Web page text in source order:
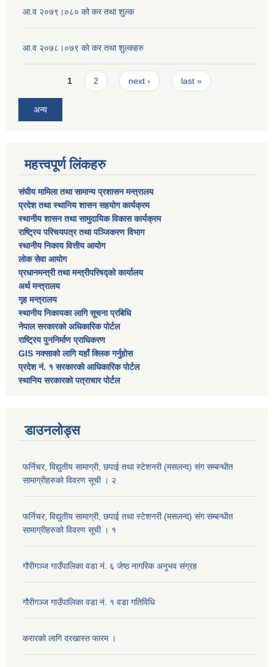
आ.व २०७९।०८० को कर तथा शुल्क
आ.व २०७८।०७९ काे कर तथा शुल्कहरु
Pages1 2 next › last »
अन्य
महत्त्वपूर्ण लिंकहरु
संघीय मामिला तथा सामान्य प्रशासन मन्त्रालय
प्रदेश तथा स्थानिय शासन सहयोग कार्यक्रम
स्थानीय शासन तथा सामुदायिक विकास कार्यक्रम
राष्ट्रिय परिचयपत्र तथा पञ्जिकरण विभाग
स्थानीय निकाय वित्तीय आयोग
लोक सेवा आयोग
प्रधानमन्त्री तथा मन्त्रीपरिषद्को कार्यालय
अर्थ मन्त्रालय
गृह मन्त्रालय
स्थानीय निकायका लागि सूचना प्रबिधि
नेपाल सरकारको अधिकारिक पोर्टल
राष्ट्रिय पुननिर्माण प्राधिकरण
GIS नक्साको लागि यहाँ क्लिक गर्नुहोस
प्रदेश नं. १ सरकारको आधिकारिक पोर्टल
स्थानिय सरकारको पत्राचार पोर्टल
डाउनलोड्स
फर्निचर, विद्युतीय सामाग्री, छपाई तथा स्टेशनरी (मसलन्द) संग सम्बन्धीत
सामाग्रीहरुको विवरण सूची । २
फर्निचर, विद्युतीय सामाग्री, छपाई तथा स्टेशनरी (मसलन्द) संग सम्बन्धीत
सामाग्रीहरुको विवरण सूची । १
गौरीगञ्‍ज गाउँपालिका वडा नं. ६ जेष्ठ नागरिक अनुभव संग्रह
गौरीगञ्‍ज गाउँपालिका वडा नं. १ वडा गतिविधि
करारको लागि दरखास्त फारम ।